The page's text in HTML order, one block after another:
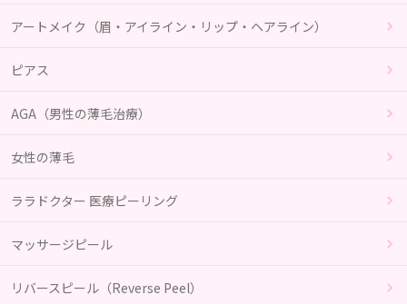
アートメイク（眉・アイライン・リップ・ヘアライン）
ピアス
AGA（男性の薄毛治療）
女性の薄毛
ララドクター 医療ピーリング
マッサージピール
リバースピール（Reverse Peel）